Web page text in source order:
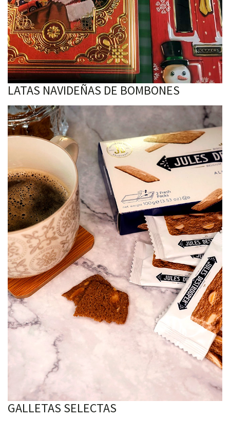
LATAS NAVIDEÑAS DE BOMBONES
GALLETAS SELECTAS